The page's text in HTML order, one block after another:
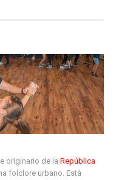
originario de laRepública
folclore urbano. Está